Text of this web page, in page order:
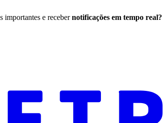
importantes e receber notificações em tempo real?